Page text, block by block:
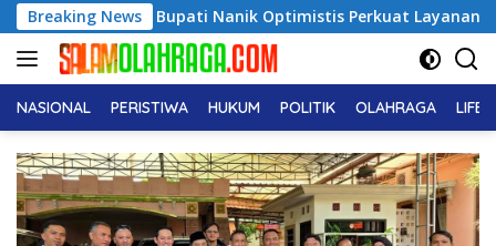
Langsung
ke
konten
Breaking News
Bupati Nanik Optimistis Perkuat Layanan Hukum
NASIONAL PERISTIWA HUKUM POLITIK OLAHRAGA